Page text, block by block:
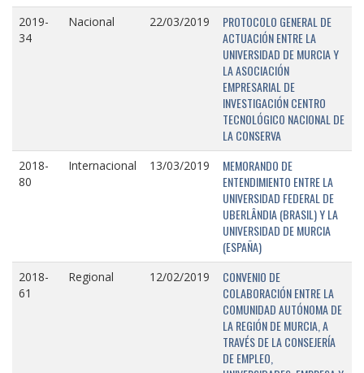
2019-
34
Nacional 22/03/2019
PROTOCOLO GENERAL DE
ACTUACIÓN ENTRE LA
UNIVERSIDAD DE MURCIA Y
LA ASOCIACIÓN
EMPRESARIAL DE
INVESTIGACIÓN CENTRO
TECNOLÓGICO NACIONAL DE
LA CONSERVA
2018-
80
Internacional 13/03/2019
MEMORANDO DE
ENTENDIMIENTO ENTRE LA
UNIVERSIDAD FEDERAL DE
UBERLÂNDIA (BRASIL) Y LA
UNIVERSIDAD DE MURCIA
(ESPAÑA)
2018-
61
Regional 12/02/2019
CONVENIO DE
COLABORACIÓN ENTRE LA
COMUNIDAD AUTÓNOMA DE
LA REGIÓN DE MURCIA, A
TRAVÉS DE LA CONSEJERÍA
DE EMPLEO,